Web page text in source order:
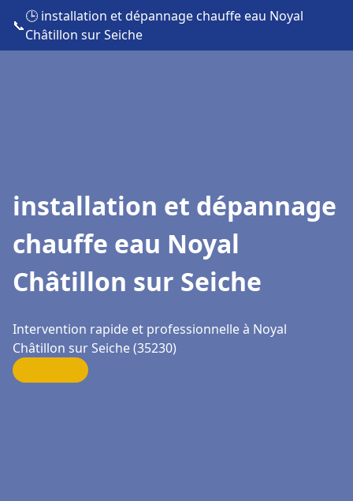
📞
🕒 installation et dépannage chauffe eau Noyal
Châtillon sur Seiche
installation et dépannage
chauffe eau Noyal
Châtillon sur Seiche
Intervention rapide et professionnelle à Noyal
Châtillon sur Seiche (35230)